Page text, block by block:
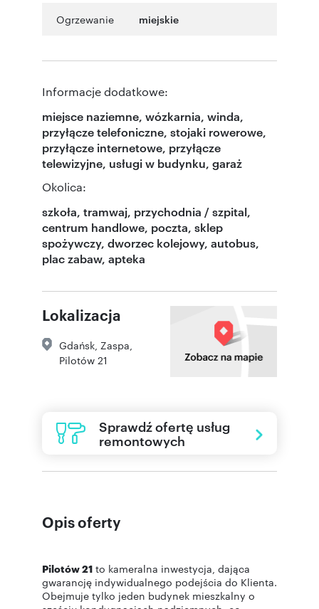
Ogrzewanie miejskie
Informacje dodatkowe:
miejsce naziemne, wózkarnia, winda,
przyłącze telefoniczne, stojaki rowerowe,
przyłącze internetowe, przyłącze
telewizyjne, usługi w budynku, garaż
Okolica:
szkoła, tramwaj, przychodnia / szpital,
centrum handlowe, poczta, sklep
spożywczy, dworzec kolejowy, autobus,
plac zabaw, apteka
Lokalizacja
Gdańsk Zaspa
Pilotów 21
Sprawdź ofertę usług
remontowych
Opis oferty
Pilotów 21 to kameralna inwestycja, dająca
gwarancję indywidualnego podejścia do Klienta.
Obejmuje tylko jeden budynek mieszkalny o